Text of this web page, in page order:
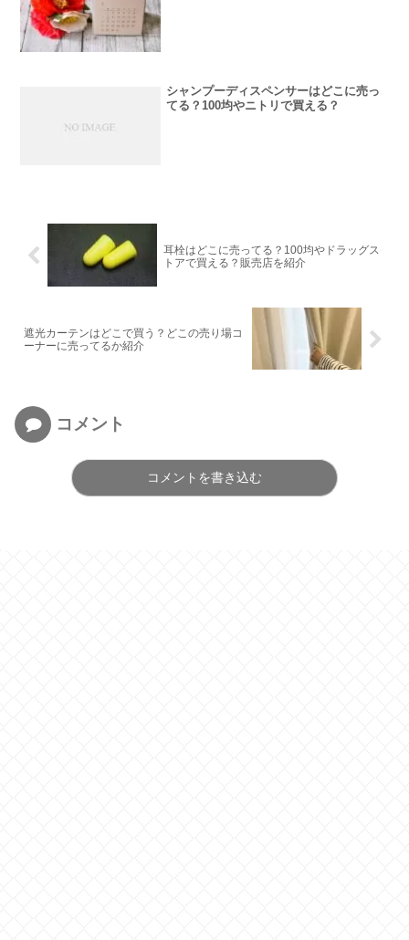
シャンプーディスペンサーはどこに売っ
てる？100均やニトリで買える？
耳栓はどこに売ってる？100均やドラッグス
トアで買える？販売店を紹介
遮光カーテンはどこで買う？どこの売り場コ
ーナーに売ってるか紹介
コメント
コメントを書き込む